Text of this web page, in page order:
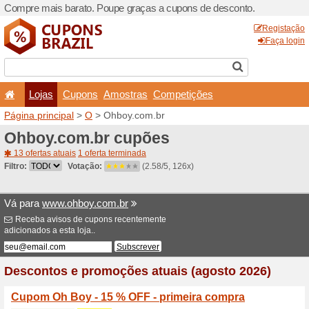
Compre mais barato.
Lojas Cupons
Página principal>O>